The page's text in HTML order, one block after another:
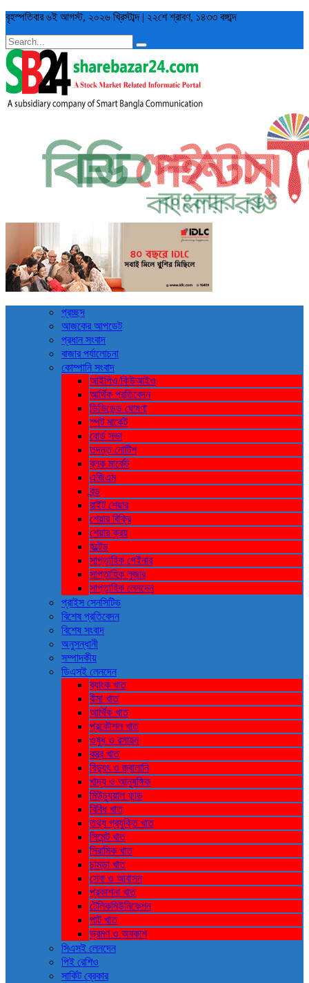
বৃহস্পতিবার ৬ই আগস্ট, ২০২৬ খ্রিস্টাব্দ | ২২শে শ্রাবণ, ১৪৩৩ বঙ্গাব্দ
প্রচ্ছদ
আজকের আপডেট
প্রধান সংবাদ
বাজার পর্যালোচনা
কোম্পানি সংবাদ
আইপিও/কিউআইও
আর্থিক প্রতিবেদন
ডিভিডেন্ড ঘোষণা
স্পট মার্কেট
বোর্ড সভা
তদন্ত নোটিশ
ব্লক মার্কেট
এজিএম
বন্ড
রাইট শেয়ার
শেয়ার বিক্রি
শেয়ার ক্রয়
হল্টেড
সাপ্তাহিক গেইনার
সাপ্তাহিক লুজার
সাপ্তাহিক লেনদেন
প্রাইস সেনসিটিভ
বিশেষ প্রতিবেদন
বিশেষ সংবাদ
অনুসন্ধানী
সম্পাদকীয়
ডিএসই লেনদেন
ব্যাংক খাত
বীমা খাত
আর্থিক খাত
প্রকৌশল খাত
ওষুধ ও রসায়ন
বস্ত্র খাত
বিদ্যুৎ ও জ্বালানি
খাদ্য ও আনুষঙ্গিক
মিউচ্যুয়াল ফান্ড
বিবিধ খাত
তথ্য প্রযুক্তি খাত
সিমেন্ট খাত
সিরামিক খাত
চামড়া খাত
সেবা ও আবাসন
প্রকাশনা খাত
টেলিকমিউনিকেশন
পাট খাত
ভ্রমণ ও ‍অবকাশ
সিএসই লেনদেন
পিই রেশিও
সার্কিট ব্রেকার